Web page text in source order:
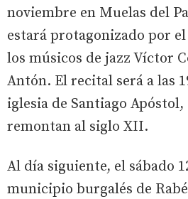
noviembre en Muelas del
estará protagonizado por
los músicos de jazz Víctor
Antón. El recital será a las
iglesia de Santiago Apóstol,
remontan al siglo XII.
Al día siguiente, el sábado
municipio burgalés de